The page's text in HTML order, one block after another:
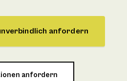
anfordern
anfordern